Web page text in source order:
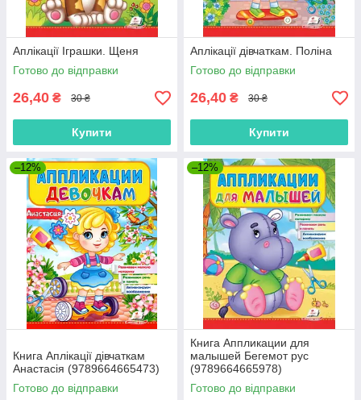
Аплікації Іграшки. Щеня
Готово до відправки
26,40 ₴ 30 ₴
Купити
Аплікації дівчаткам. Поліна
Готово до відправки
26,40 ₴ 30 ₴
Купити
–12%
Книга Аплікації дівчаткам
Анастасія (9789664665473)
Готово до відправки
–12%
Книга Аппликации для
малышей Бегемот рус
(9789664665978)
Готово до відправки